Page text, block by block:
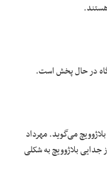
بلاژوویچ می‌گوید. مهرداد
بلاژوویچ به شکلی